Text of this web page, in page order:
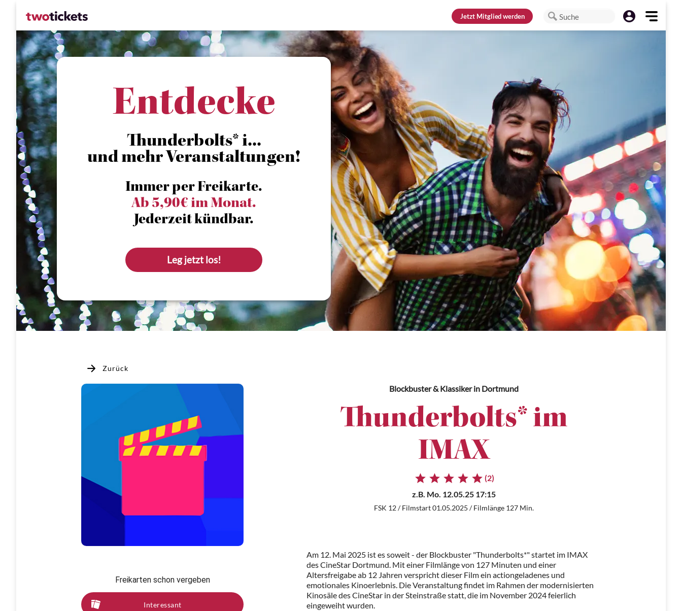
JetztMitglied werden Suche
Entdecke
Thunderbolts* i...
und mehr Veranstaltungen!
Immer per Freikarte.
Ab 5,90€ im Monat.
Jederzeit kündbar.
Leg jetzt los!
Zurück
Freikarten schon vergeben
Interessant
Blockbuster & Klassikerin Dortmund
Thunderbolts* im
IMAX
(2)
z.B. Mo. 12.05.25 17:15
FSK 12 / Filmstart 01.05.2025 / Filmlänge 127 Min.
Am 12. Mai 2025 ist es soweit - der Blockbuster "Thunderbolts*" startet im IMAX
des CineStar Dortmund. Mit einer Filmlänge von 127 Minuten und einer
Altersfreigabe ab 12 Jahren verspricht dieser Film ein actiongeladenes und
emotionales Kinoerlebnis. Die Veranstaltung findet im Rahmen der modernisierten
Kinosäle des CineStar in der Steinstraße statt, die im November 2024 feierlich
eingeweiht wurden.